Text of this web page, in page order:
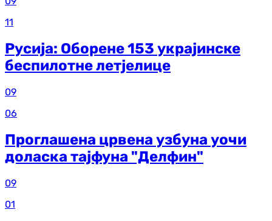
11
Русија: Оборене 153 украјинске
беспилотне летјелице
09
06
Проглашена црвена узбуна уочи
доласка тајфуна "Делфин"
09
01